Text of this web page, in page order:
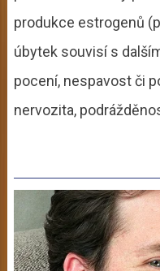
produkce estrogenů
úbytek souvisí s
pocení, nespavost či
nervozita,